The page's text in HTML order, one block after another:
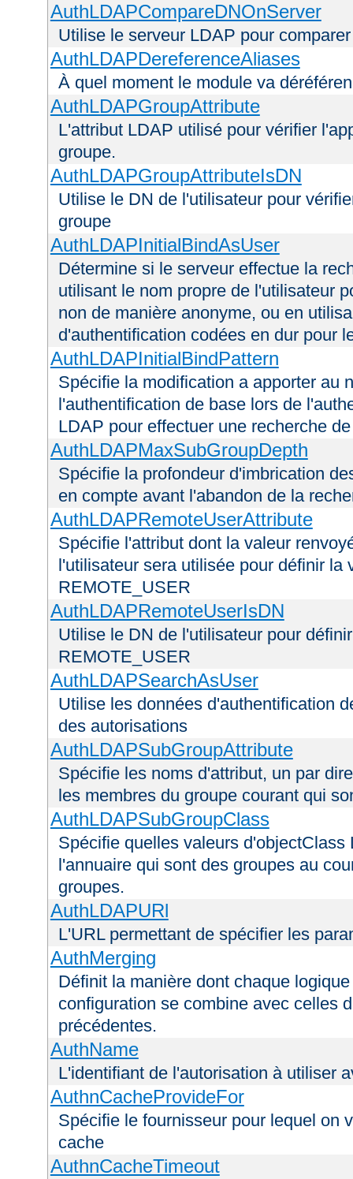
AuthLDAPCompareDNOnServer
Utilise le serveur LDAP pour
AuthLDAPDereferenceAliases
À quel moment le module va
AuthLDAPGroupAttribute
L'attribut LDAP utilisé pour vérifier
groupe.
AuthLDAPGroupAttributeIsDN
Utilise le DN de l'utilisateur pour
groupe
AuthLDAPInitialBindAsUser
Détermine si le serveur effectue la
utilisant le nom propre de l'utilisateur
non de manière anonyme, ou en
d'authentification codées en dur pour
AuthLDAPInitialBindPattern
Spécifie la modification a apporter au
l'authentification de base lors de
LDAP pour effectuer une recherche
AuthLDAPMaxSubGroupDepth
Spécifie la profondeur d'imbrication
en compte avant l'abandon de la
AuthLDAPRemoteUserAttribute
Spécifie l'attribut dont la valeur
l'utilisateur sera utilisée pour définir la
REMOTE_USER
AuthLDAPRemoteUserIsDN
Utilise le DN de l'utilisateur pour
REMOTE_USER
AuthLDAPSearchAsUser
Utilise les données d'authentification
des autorisations
AuthLDAPSubGroupAttribute
Spécifie les noms d'attribut, un par
les membres du groupe courant qui
AuthLDAPSubGroupClass
Spécifie quelles valeurs
l'annuaire qui sont des groupes au
groupes.
AuthLDAPURl
L'URL permettant de spécifier les
AuthMerging
Définit la manière dont chaque
configuration se combine avec celles
précédentes.
AuthName
L'identifiant de l'autorisation à utiliser
AuthnCacheProvideFor
Spécifie le fournisseur pour lequel on
cache
AuthnCacheTimeout